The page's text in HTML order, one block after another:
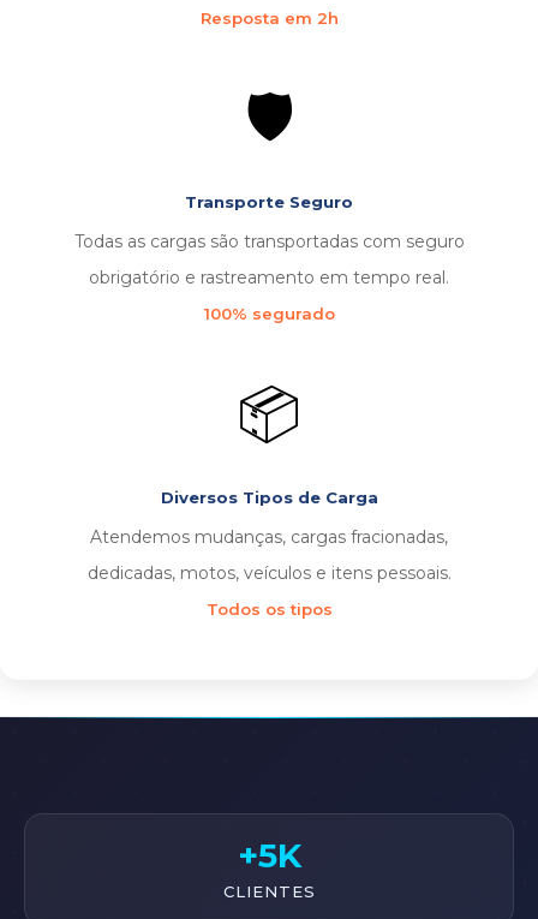
Resposta em 2h
🛡️
Transporte Seguro
Todas as cargas são transportadas com seguro
obrigatório e rastreamento em tempo real.
100% segurado
📦
Diversos Tipos de Carga
Atendemos mudanças, cargas fracionadas,
dedicadas, motos, veículos e itens pessoais.
Todos os tipos
+5K
CLIENTES